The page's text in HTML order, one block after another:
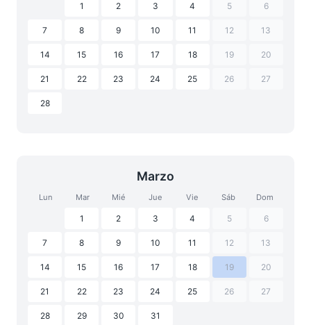
1 2 3 4 5 6
7 8 9 10 11 12 13
14 15 16 17 18 19 20
21 22 23 24 25 26 27
28
Marzo
Lun Mar Mié Jue Vie Sáb Dom
1 2 3 4 5 6
7 8 9 10 11 12 13
14 15 16 17 18 19 20
21 22 23 24 25 26 27
28 29 30 31